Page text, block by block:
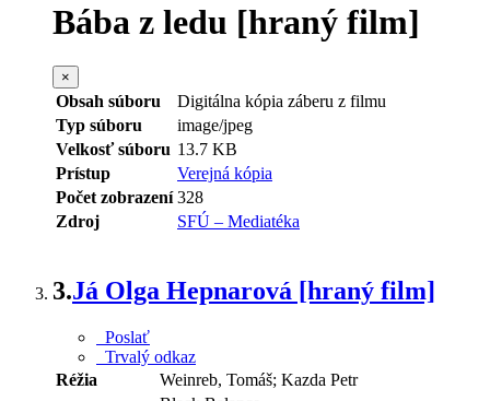
Bába z ledu [hraný film]
×
Obsah súboru
Digitálna kópia záberu z filmu
Typ súboru
image/jpeg
Velkosť súboru 13.7 KB
Prístup
Verejná kópia
Počet zobrazení 328
Zdroj
SFÚ – Mediatéka
3.Já Olga Hepnarová [hraný film]
Poslať
Trvalý odkaz
Réžia
Weinreb, Tomáš; Kazda Petr